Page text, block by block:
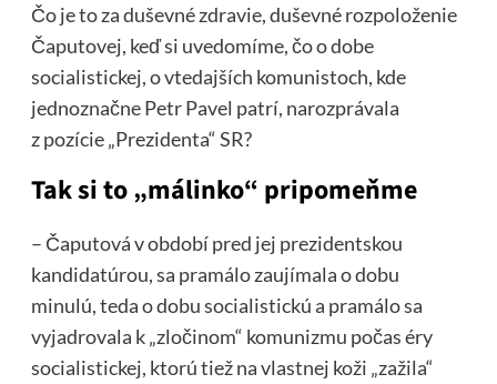
Čo je to za duševné zdravie, duševné rozpoloženie
Čaputovej, keď si uvedomíme, čo o dobe
socialistickej, o vtedajších komunistoch, kde
jednoznačne Petr Pavel patrí, narozprávala
z pozície „Prezidenta“ SR?
Tak si to „málinko“ pripomeňme
– Čaputová v období pred jej prezidentskou
kandidatúrou, sa pramálo zaujímala o dobu
minulú, teda o dobu socialistickú a pramálo sa
vyjadrovala k „zločinom“ komunizmu počas éry
socialistickej, ktorú tiež na vlastnej koži „zažila“